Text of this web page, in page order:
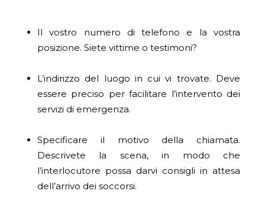
Il vostro numero di telefono e la vostra
posizione. Siete vittime o testimoni?
L’indirizzo del luogo in cui vi trovate. Deve
essere preciso per facilitare l’intervento dei
servizi di emergenza.
Specificare il motivo della chiamata.
Descrivete la scena, in modo che
l’interlocutore possa darvi consigli in attesa
dell’arrivo dei soccorsi.